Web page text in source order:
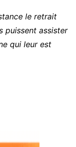
le retrait
puissent assister
qui leur est